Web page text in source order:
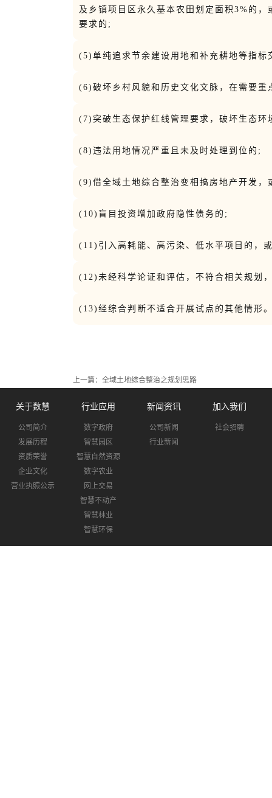
及乡镇项目区永久基本农田划定面积3%的
要求的;
(5)单纯追求节余建设用地和补充耕地等指标
(6)破坏乡村风貌和历史文化文脉，在需要
(7)突破生态保护红线管理要求，破坏生态
(8)违法用地情况严重且未及时处理到位的;
(9)借全域土地综合整治变相搞房地产开发，
(10)盲目投资增加政府隐性债务的;
(11)引入高耗能、高污染、低水平项目的，
(12)未经科学论证和评估，不符合相关规划
(13)经综合判断不适合开展试点的其他情形
上一篇： 全域土地综合整治之规划思路
关于数慧
公司简介
发展历程
资质荣誉
企业文化
营业执照公示
行业应用
数字政府
智慧园区
智慧自然资源
数字农业
网上交易
智慧不动产
智慧林业
智慧环保
新闻资讯
公司新闻
行业新闻
加入我们
社会招聘